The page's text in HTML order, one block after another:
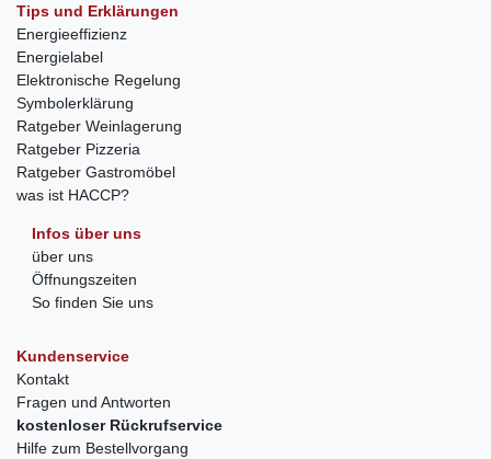
Tips und Erklärungen
Energieeffizienz
Energielabel
Elektronische Regelung
Symbolerklärung
Ratgeber Weinlagerung
Ratgeber Pizzeria
Ratgeber Gastromöbel
was ist HACCP?
Infos über uns
über uns
Öffnungszeiten
So finden Sie uns
Kundenservice
Kontakt
Fragen und Antworten
kostenloser Rückrufservice
Hilfe zum Bestellvorgang